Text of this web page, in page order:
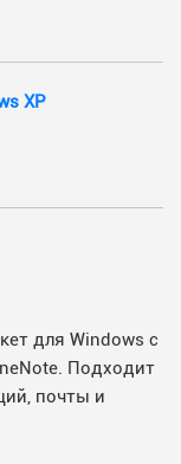
XP
для Windows с
Подходит
почты и